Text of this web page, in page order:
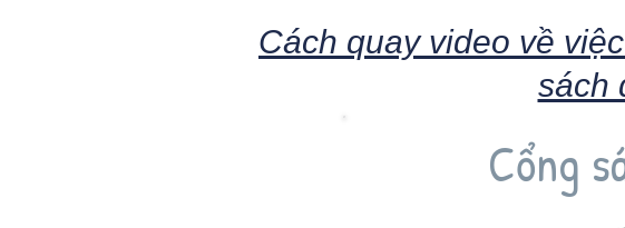
Cách quay video về
sách
Cổng